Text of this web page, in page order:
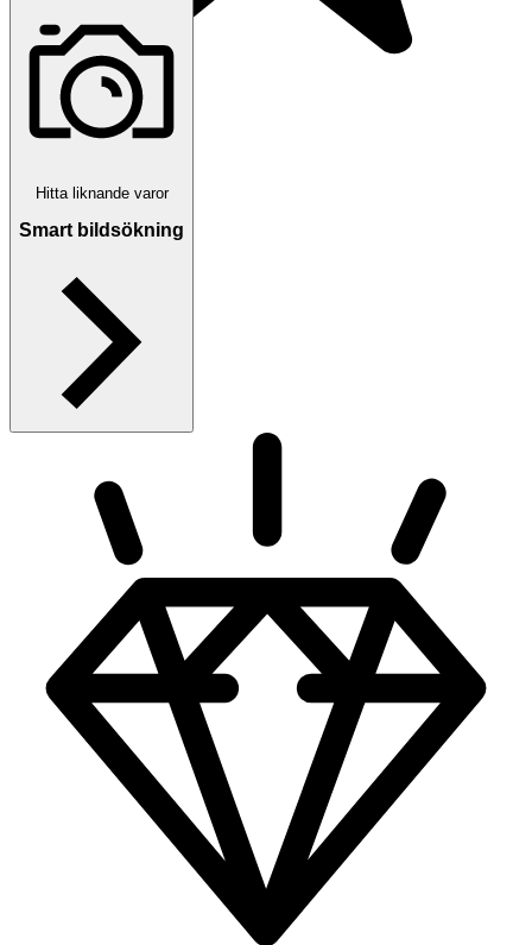
5 025 omdömen
Hitta liknande varor
Smart bildsökning